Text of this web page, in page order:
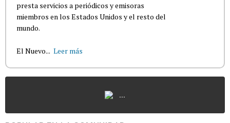
presta servicios a periódicos y emisoras
miembros en los Estados Unidos y el resto del
mundo.
El Nuevo... Leer más
...